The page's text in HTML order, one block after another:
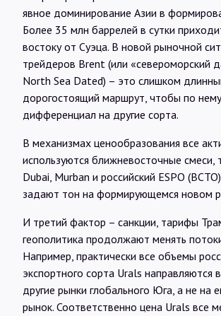
явное доминирование Азии в
Более 35 млн баррелей в сутки
востоку от Суэца. В новой рыночной
трейдеров Brent (или «североморский
North Sea Dated) – это слишком
дорогостоящий маршрут, чтобы по
дифференциал на другие сорта.
В механизмах ценообразования все
используются ближневосточные смеси,
Dubai, Murban и российский ESPO
задают тон на формирующемся новом
И третий фактор – санкции, тарифы
геополитика продолжают менять
Например, практически все объемы
экспортного сорта Urals направляются
другие рынки глобального Юга, а не на
рынок. Соответственно цена Urals все